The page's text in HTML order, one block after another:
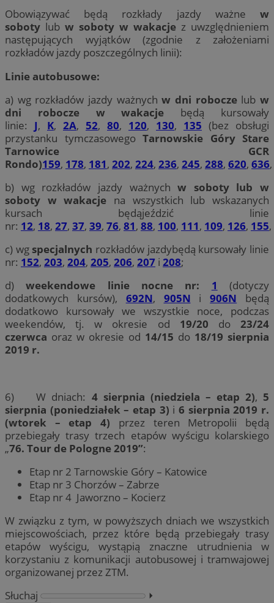
Obowiązywać będą rozkłady jazdy ważne w
soboty lub w soboty w wakacje z uwzględnieniem
następujących wyjątków (zgodnie z założeniami
rozkładów jazdy poszczególnych linii):
Linie autobusowe:
a) wg rozkładów jazdy ważnychw dni roboczelubw
dni robocze w wakacje będą kursowały
linie: J, K, 2A, 52, 80, 120, 130, 135 (bez obsługi
przystanku tymczasowego Tarnowskie Góry Stare
Tarnowice GCR
Rondo)159, 178, 181, 202, 224, 236, 245, 288, 620, 636,
b) wg rozkładów jazdy ważnychw soboty lub w
soboty w wakacje na wszystkich lub wskazanych
kursach będąjeździć linie
nr: 12, 18, 27, 37, 39, 76, 81, 88, 100, 111, 109, 126, 155,
c) wgspecjalnych rozkładów jazdybędą kursowały linie
nr: 152, 203, 204, 205, 206, 207 i 208;
d)weekendowe linie nocne nr: 1
(dotyczy
dodatkowych kursów), 692N, 905N i906N będą
dodatkowo kursowały we wszystkie noce, podczas
weekendów, tj. w okresie od 19/20 do23/24
czerwca oraz w okresie od 14/15 do 18/19 sierpnia
2019 r.
6) W dniach: 4 sierpnia (niedziela – etap 2), 5
sierpnia (poniedziałek – etap 3) i6 sierpnia 2019 r.
(wtorek – etap 4) przez teren Metropolii będą
przebiegały trasy trzech etapów wyścigu kolarskiego
„76. Tour de Pologne 2019”:
Etap nr 2 Tarnowskie Góry – Katowice
Etap nr 3 Chorzów – Zabrze
Etap nr 4 Jaworzno – Kocierz
W związku z tym, w powyższych dniach we wszystkich
miejscowościach, przez które będą przebiegały trasy
etapów wyścigu, wystąpią znaczne utrudnienia w
korzystaniu z komunikacji autobusowej i tramwajowej
organizowanej przez ZTM.
Słuchaj
⏵︎